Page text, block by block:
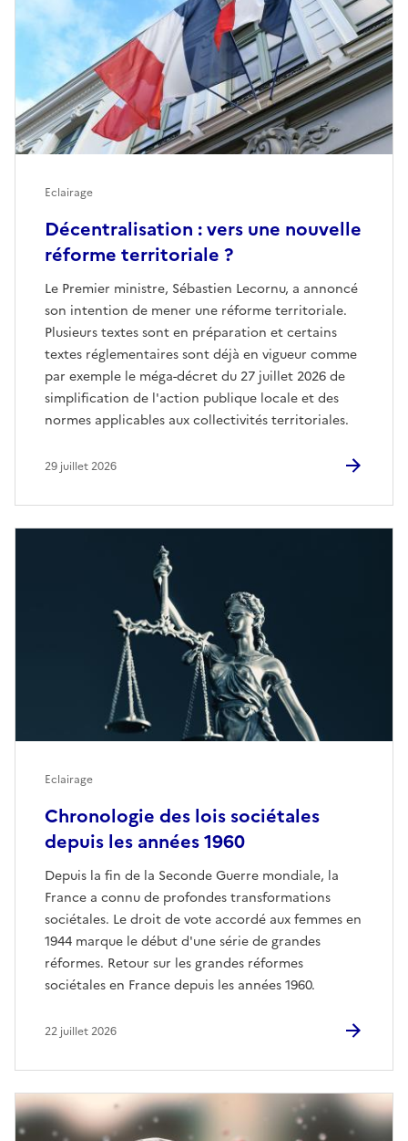
Décentralisation : vers une nouvelle
réforme territoriale ?
Le Premier ministre, Sébastien Lecornu, a annoncé
son intention de mener une réforme territoriale.
Plusieurs textes sont en préparation et certains
textes réglementaires sont déjà en vigueur comme
par exemple le méga-décret du 27 juillet 2026 de
simplification de l'action publique locale et des
normes applicables aux collectivités territoriales.
Eclairage
29 juillet 2026
Chronologie des lois sociétales
depuis les années 1960
Depuis la fin de la Seconde Guerre mondiale, la
France a connu de profondes transformations
sociétales. Le droit de vote accordé aux femmes en
1944 marque le début d'une série de grandes
réformes. Retour sur les grandes réformes
sociétales en France depuis les années 1960.
Eclairage
22 juillet 2026